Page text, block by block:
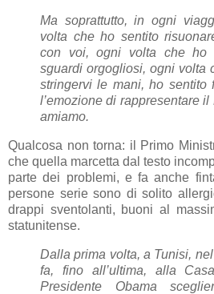
Ma soprattutto, in ogni
volta che ho sentito
con voi, ogni volta che ho
sguardi orgogliosi, ogni volta
stringervi le mani, ho sentito
l’emozione di rappresentare
amiamo.
Qualcosa non torna: il Primo
che quella marcetta dal testo
parte dei problemi, e fa anche
persone serie sono di solito
drappi sventolanti, buoni al
statunitense.
Dalla prima volta, a Tunisi,
fa, fino all’ultima, alla
Presidente Obama